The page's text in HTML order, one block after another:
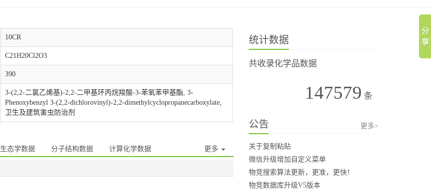
10CR
C21H20Cl2O3
390
3-(2,2-二氯乙烯基)-2,2-二甲基环丙烷羧酸-3-苯氧苯甲基酯, 3-
Phenoxybenzyl 3-(2,2-dichlorovinyl)-2,2-dimethylcyclopropanecarboxylate,
卫生及建筑害虫防治剂
生态学数据 分子结构数据 计算化学数据 更多
统计数据
共收录化学品数据
147579 条
公告 更多>
关于复制粘贴
微信升级增加自定义菜单
物竞搜索算法更新，更准，更快！
物竞数据库升级V5版本